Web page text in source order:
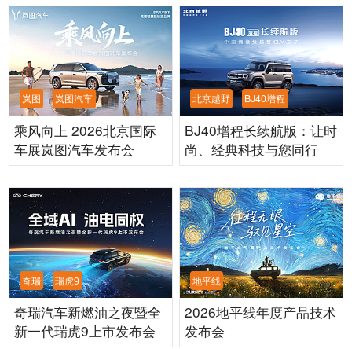
岚图 岚图汽车
乘风向上 2026北京国际
车展岚图汽车发布会
北京越野 BJ40增程
BJ40增程长续航版：让时
尚、经典科技与您同行
奇瑞 瑞虎9
奇瑞汽车新燃油之夜暨全
新一代瑞虎9上市发布会
地平线
2026地平线年度产品技术
发布会